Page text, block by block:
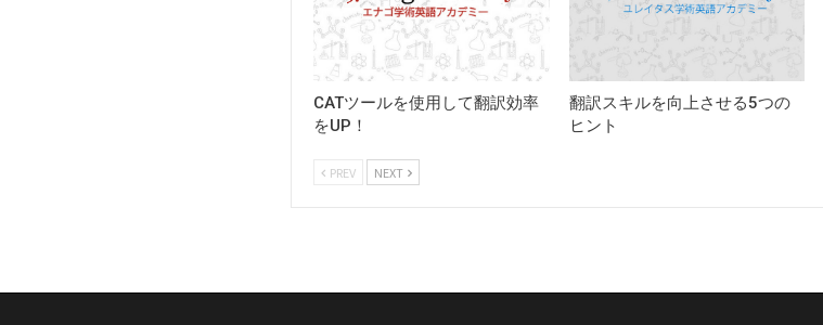
CATツールを使用して翻訳効率
をUP！
翻訳スキルを向上させる5つの
ヒント
PREV NEXT